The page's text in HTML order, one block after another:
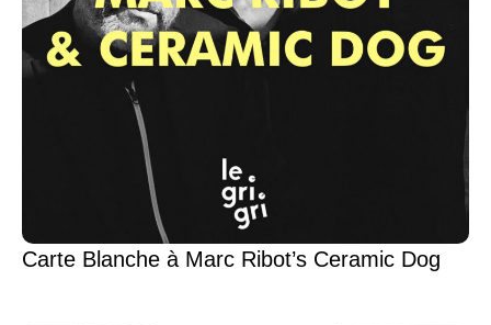
Carte Blanche à Marc Ribot’s Ceramic Dog